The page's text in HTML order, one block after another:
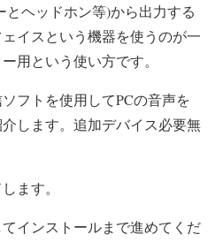
ヘッドホン等)から出力する
イスという機器を使うのが一
用という使い方です。
フトを使用してPCの音声を
します。追加デバイス必要無
ます。
インストールまで進めてくだ